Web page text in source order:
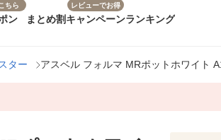
ちら
ン まとめ割
レビューでお得
キャンペーンランキング
ター アスベル フォルマ MRポットホワイト